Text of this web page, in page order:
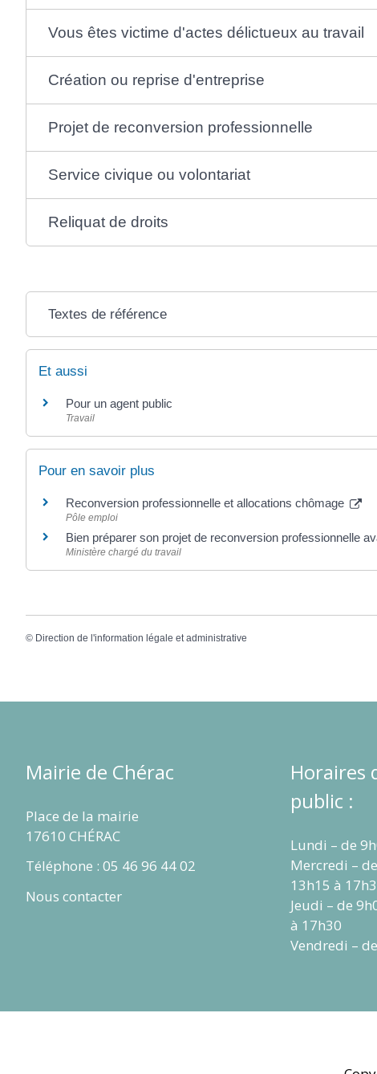
Vous êtes victime d'actes délictueux au travail
Création ou reprise d'entreprise
Projet de reconversion professionnelle
Service civique ou volontariat
Reliquat de droits
Textes de référence
Et aussi
Pour un agent public
Travail
Pour en savoir plus
Reconversion professionnelle et allocations chômage
Pôle emploi
Bien préparer son projet de reconversion professionnelle
Ministère chargé du travail
© Direction de l'information légale et administrative
Mairie de Chérac
Place de la mairie
17610 CHÉRAC
Téléphone : 05 46 96 44 02
Nous contacter
Horaires
public :
Lundi – de
Mercredi –
13h15 à
Jeudi – de
à 17h30
Vendredi –